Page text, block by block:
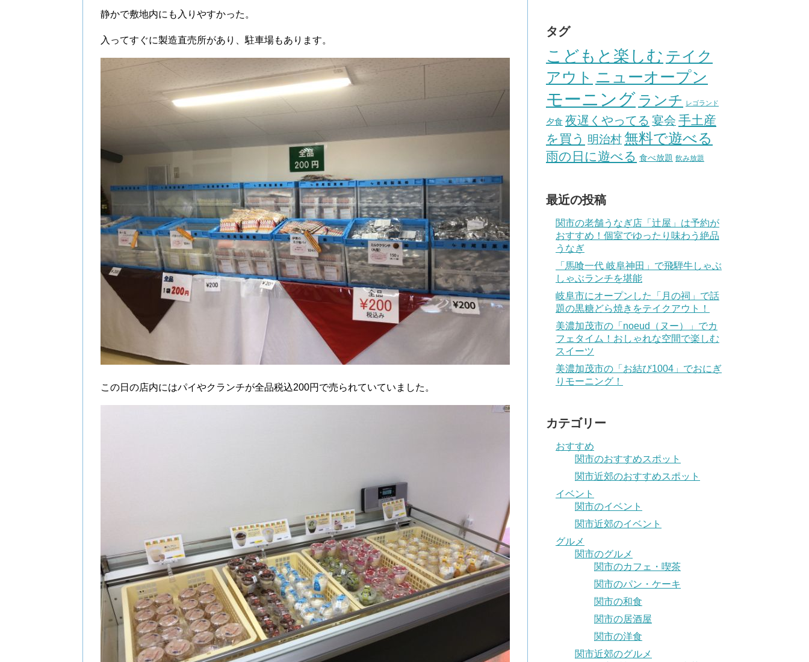
静かで敷地内にも入りやすかった。
入ってすぐに製造直売所があり、駐車場もあります。
この日の店内にはパイやクランチが全品税込200円で売られていていました。
タグ
こどもと楽しむ テイク
アウト ニューオープン
モーニング ランチ レゴランド
夕食 夜遅くやってる 宴会 手土産
を買う 明治村無料で遊べる
雨の日に遊べる 食べ放題 飲み放題
最近の投稿
関市の老舗うなぎ店「辻屋」は予約が
おすすめ！個室でゆったり味わう絶品
うなぎ
「馬喰一代 岐阜神田」で飛騨牛しゃぶ
しゃぶランチを堪能
岐阜市にオープンした「月の祠」で話
題の黒糖どら焼きをテイクアウト！
美濃加茂市の「noeud（ヌー）」でカ
フェタイム！おしゃれな空間で楽しむ
スイーツ
美濃加茂市の「お結び1004」でおにぎ
りモーニング！
カテゴリー
おすすめ
関市のおすすめスポット
関市近郊のおすすめスポット
イベント
関市のイベント
関市近郊のイベント
グルメ
関市のグルメ
関市のカフェ・喫茶
関市のパン・ケーキ
関市の和食
関市の居酒屋
関市の洋食
関市近郊のグルメ